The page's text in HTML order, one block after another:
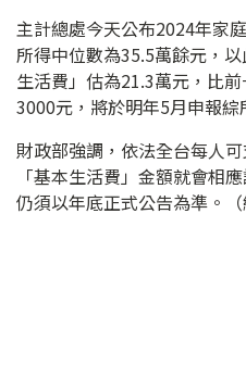
主計總處今天公布2024年家
所得中位數為35.5萬餘元，
生活費」估為21.3萬元，比
3000元，將於明年5月申報綜
財政部強調，依法全台每人
「基本生活費」金額就會相
仍須以年底正式公告為準。